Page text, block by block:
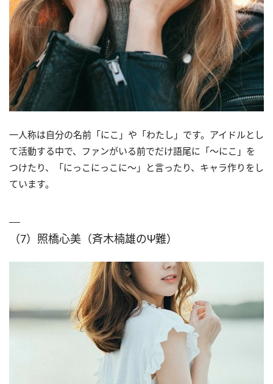
一人称は自分の名前「にこ」や「わたし」です。アイドルとし
て活動する中で、ファンがいる前でだけ語尾に「〜にこ」を
つけたり、「にっこにっこに〜」と言ったり、キャラ作りをし
ています。
（7）照橋心美（斉木楠雄のΨ難）